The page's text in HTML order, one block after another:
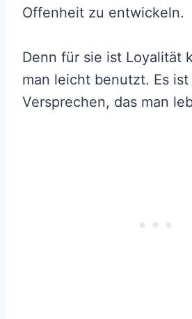
Offenheit zu entwickeln.
Denn für sie ist Loyalität
man leicht benutzt. Es ist
Versprechen, das man